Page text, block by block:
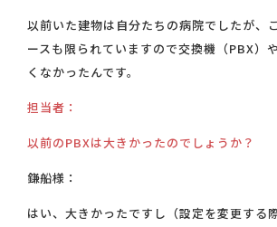
以前いた建物は自分たちの病院でしたが、
ースも限られていますので交換機（PBX）
くなかったんです。
担当者：
以前のPBXは大きかったのでしょうか？
鎌船様：
はい、大きかったですし（設定を変更する